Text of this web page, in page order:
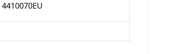
4410070EU